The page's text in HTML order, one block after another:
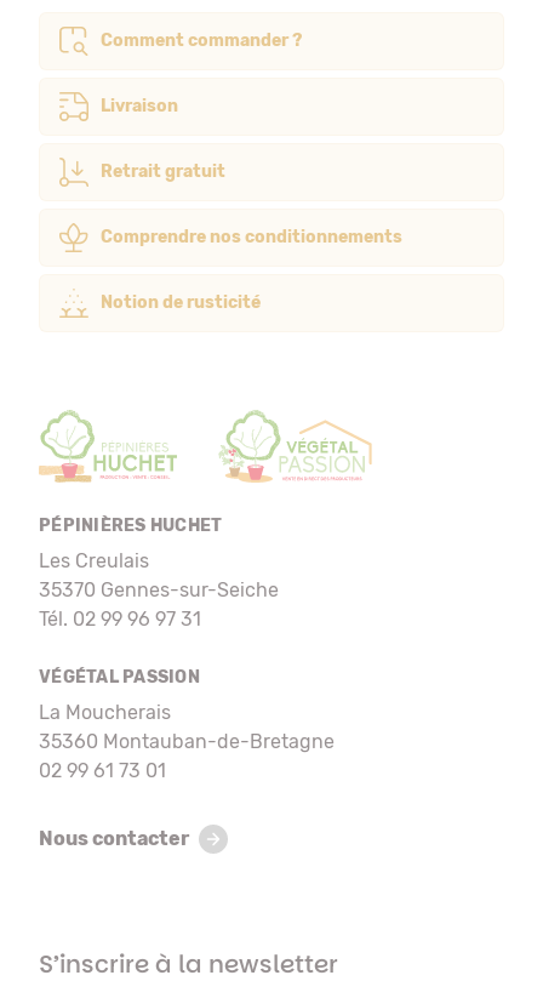
Comment commander ?
Livraison
Retrait gratuit
Comprendre nos conditionnements
Notion de rusticité
PÉPINIÈRES HUCHET
Les Creulais
35370 Gennes-sur-Seiche
Tél. 02 99 96 97 31
VÉGÉTAL PASSION
La Moucherais
35360 Montauban-de-Bretagne
02 99 61 73 01
Nous contacter
S’inscrire à la newsletter